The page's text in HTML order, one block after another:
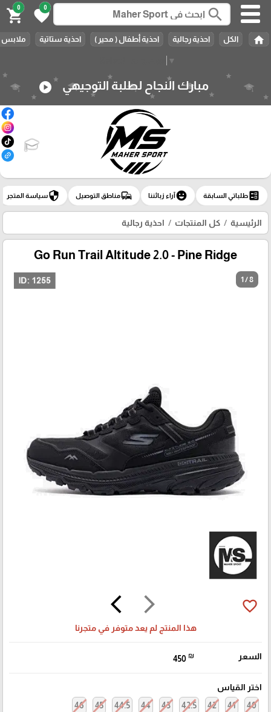
▼
search
0
favorite
0
shopping_cart
home الكل احذية رجالية احذية أطفال ( محير ) احذية ستاتية ملابس
مبارك النجاح لطلبة التوجيهي play_circle
ballotطلباتي السابقة emoji_emotionsآراء زبائننا commuteمناطق التوصيل securityسياسة المتجر
الرئيسية كل المنتجات احذية رجالية
Go Run Trail Altitude 2.0 - Pine Ridge
1 / 8
arrow_forward_ios
arrow_back_ios favorite_border
هذا المنتج لم يعد متوفر في متجرنا
السعر 450 ₪
اختر القياس
40
41
42
42.5
43
44
44.5
45
46